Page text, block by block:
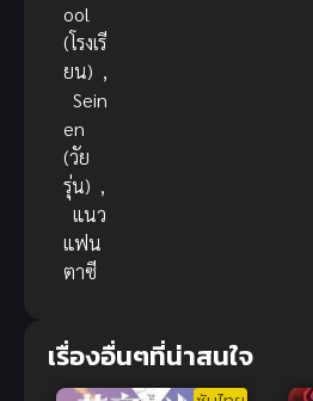
ool
(โรงเรี
ยน) ,
Sein
en
(วัย
รุ่น) ,
แนว
แฟน
ตาซี
เรื่องอื่นๆที่น่าสนใจ